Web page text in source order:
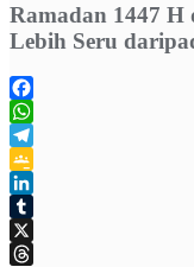
Ramadan 1447
Lebih Seru
Facebook
WhatsApp
Telegram
Google
Classroom
LinkedIn
Tumblr
X